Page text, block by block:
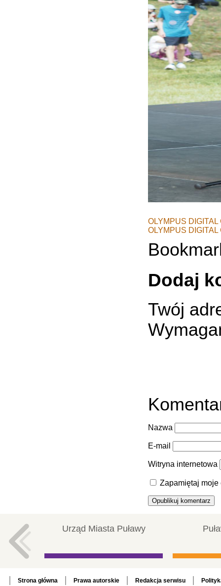
OLYMPUS DIGITAL
OLYMPUS DIGITAL
Dodaj
Twój
Nazwa
E-mail
Witryna internetowa
Zapamiętaj moje
Urząd Miasta Puławy
Strona główna Prawa autorskie Redakcja serwisu